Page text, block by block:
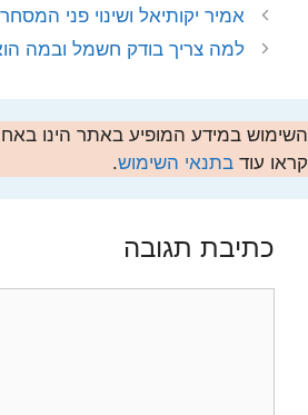
אמיר יקותיאל ושינוי פני
למה צריך בודק חשמל ובמה
השימוש במידע המופיע באתר הינו
קראו עוד בתנאי השימוש.
כתיבת תגובה